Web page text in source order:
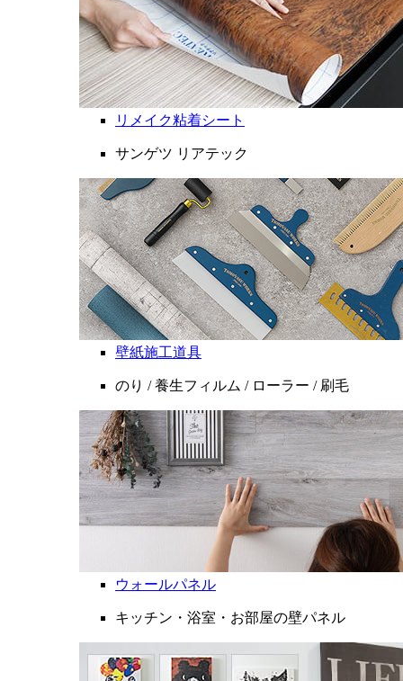
リメイク粘着シート
サンゲツ リアテック
壁紙施工道具
のり / 養生フィルム / ローラー / 刷毛
ウォールパネル
キッチン・浴室・お部屋の壁パネル